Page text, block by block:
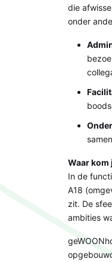
die
onder
Waar kom
In de
A18
zit. De
ambities